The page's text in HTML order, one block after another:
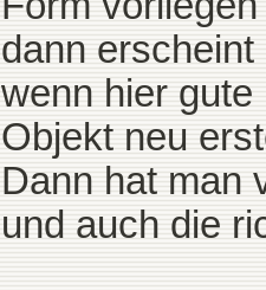
dann
wenn hier
Objekt neu
Dann hat man
und auch die